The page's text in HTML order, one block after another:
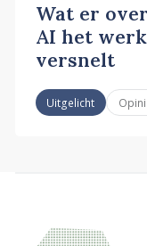
Wat er
AI het
versnelt
Uitgelicht